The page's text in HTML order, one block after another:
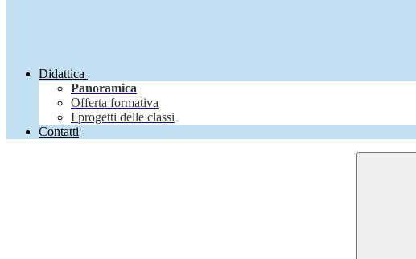
Didattica
Panoramica
Offerta formativa
I progetti delle classi
Contatti